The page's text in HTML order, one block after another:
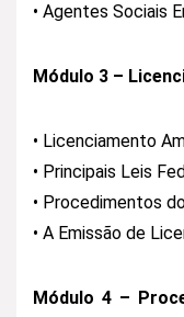
• Agentes Sociais
Módulo 3 –
• Licenciamento
• Principais Leis
• Procedimentos
• A Emissão de
Módulo 4 –